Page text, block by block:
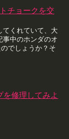
チョークを交
てくれていて、大
事中のホンダのオ
でしょうか？そ
を修理してみよ